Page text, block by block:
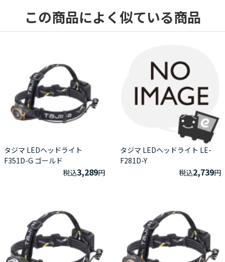
この商品によく似ている商品
タジマ LEDヘッドライト
F351D-G ゴールド
税込3,289円
タジマ LEDヘッドライト LE-
F281D-Y
税込2,739円